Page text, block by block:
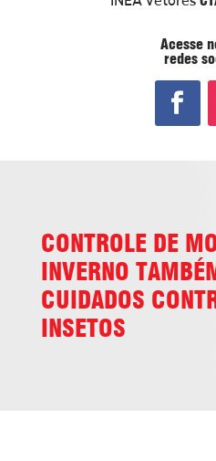
Acesse
redes
CONTROLE DE
INVERNO
CUIDADOS
INSETOS